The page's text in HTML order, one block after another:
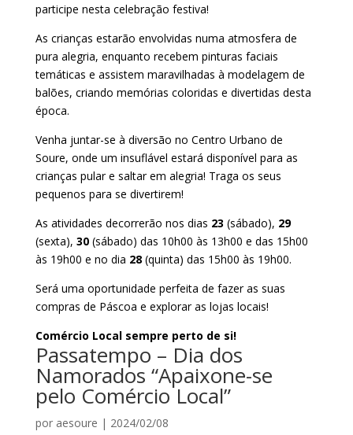
participe nesta celebração festiva!
As crianças estarão envolvidas numa atmosfera de
pura alegria, enquanto recebem pinturas faciais
temáticas e assistem maravilhadas à modelagem de
balões, criando memórias coloridas e divertidas desta
época.
Venha juntar-se à diversão no Centro Urbano de
Soure, onde um insuflável estará disponível para as
crianças pular e saltar em alegria! Traga os seus
pequenos para se divertirem!
As atividades decorrerão nos dias 23 (sábado), 29
(sexta), 30 (sábado) das 10h00 às 13h00 e das 15h00
às 19h00 e no dia 28 (quinta) das 15h00 às 19h00.
Será uma oportunidade perfeita de fazer as suas
compras de Páscoa e explorar as lojas locais!
Comércio Local sempre perto de si!
Passatempo – Dia dos
Namorados “Apaixone-se
pelo Comércio Local”
por aesoure | 2024/02/08